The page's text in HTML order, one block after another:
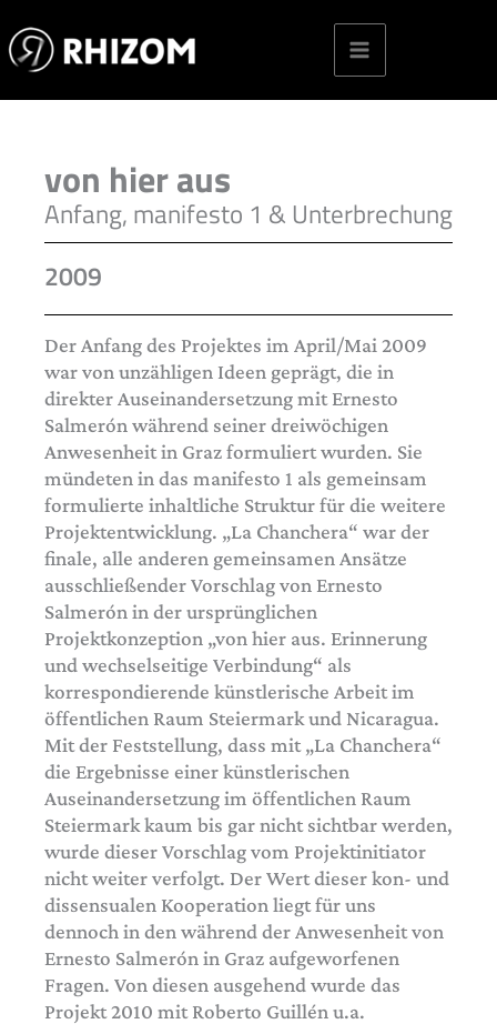
to
content
von hier aus
Anfang, manifesto 1 & Unterbrechung
2009
Der Anfang des Projektes im April/Mai 2009
war von unzähligen Ideen geprägt, die in
direkter Auseinandersetzung mit Ernesto
Salmerón während seiner dreiwöchigen
Anwesenheit in Graz formuliert wurden. Sie
mündeten in das manifesto 1 als gemeinsam
formulierte inhaltliche Struktur für die weitere
Projektentwicklung. „La Chanchera“ war der
finale, alle anderen gemeinsamen Ansätze
ausschließender Vorschlag von Ernesto
Salmerón in der ursprünglichen
Projektkonzeption „von hier aus. Erinnerung
und wechselseitige Verbindung“ als
korrespondierende künstlerische Arbeit im
öffentlichen Raum Steiermark und Nicaragua.
Mit der Feststellung, dass mit „La Chanchera“
die Ergebnisse einer künstlerischen
Auseinandersetzung im öffentlichen Raum
Steiermark kaum bis gar nicht sichtbar werden,
wurde dieser Vorschlag vom Projektinitiator
nicht weiter verfolgt. Der Wert dieser kon- und
dissensualen Kooperation liegt für uns
dennoch in den während der Anwesenheit von
Ernesto Salmerón in Graz aufgeworfenen
Fragen. Von diesen ausgehend wurde das
Projekt 2010 mit Roberto Guillén u.a.